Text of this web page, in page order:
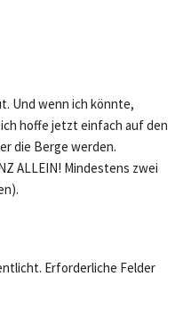
Und wenn ich könnte,
hoffe jetzt einfach auf den
die Berge werden.
ALLEIN! Mindestens zwei
Erforderliche Felder